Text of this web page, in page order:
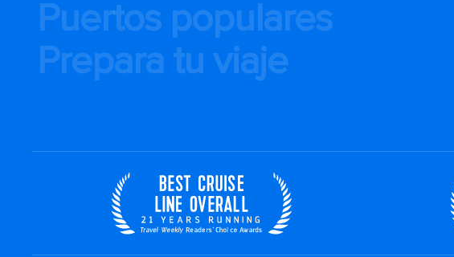
Puertos populares
Prepara tu viaje